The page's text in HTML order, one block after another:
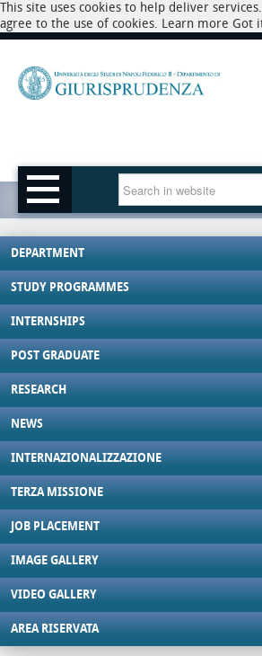
This site uses cookies to help deliver
agree to the use of cookies. Learn more Got
DEPARTMENT
STUDY PROGRAMMES
INTERNSHIPS
POST GRADUATE
RESEARCH
NEWS
INTERNAZIONALIZZAZIONE
TERZA MISSIONE
JOB PLACEMENT
IMAGE GALLERY
VIDEO GALLERY
AREA RISERVATA